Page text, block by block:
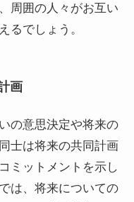
周囲の人々がお互い
るでしょう。
画
の意思決定や将来の
士は将来の共同計画
ミットメントを示し
は、将来についての